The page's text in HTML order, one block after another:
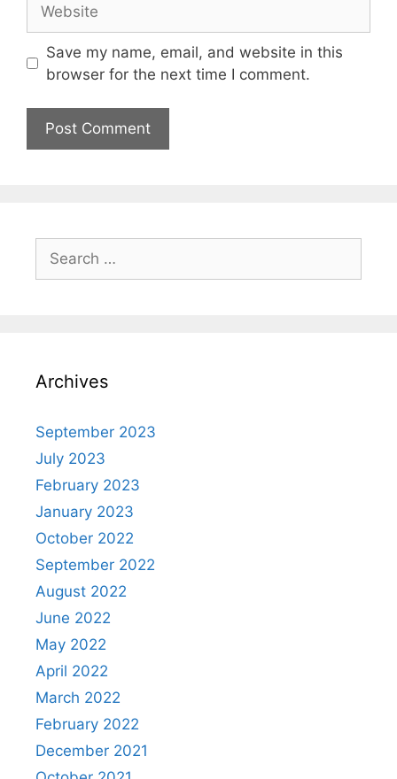
Save my name, email, and website in this
browser for the next time I comment.
Archives
September 2023
July 2023
February 2023
January 2023
October 2022
September 2022
August 2022
June 2022
May 2022
April 2022
March 2022
February 2022
December 2021